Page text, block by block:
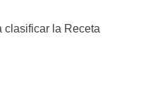
clasificar la Receta